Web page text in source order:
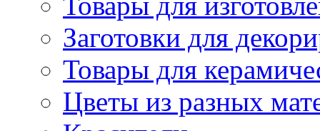
Заготовки для
Товары для
Цветы из разных